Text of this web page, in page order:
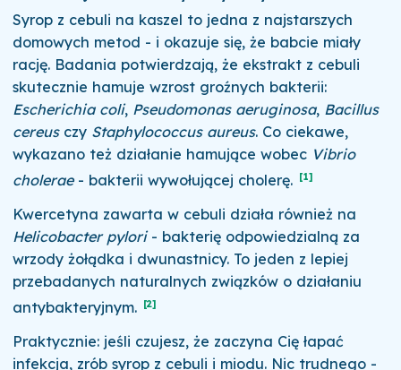
Syrop z cebuli na kaszel to jedna z najstarszych
domowych metod - i okazuje się, że babcie miały
rację. Badania potwierdzają, że ekstrakt z cebuli
skutecznie hamuje wzrost groźnych bakterii:
Escherichia coli, Pseudomonas aeruginosa, Bacillus
cereusczy Staphylococcus aureus. Co ciekawe,
wykazano też działanie hamujące wobec Vibrio
cholerae- bakterii wywołującej cholerę. [1]
Kwercetyna zawarta w cebuli działa również na
Helicobacter pylori- bakterię odpowiedzialną za
wrzody żołądka i dwunastnicy. To jeden z lepiej
przebadanych naturalnych związków o działaniu
antybakteryjnym. [2]
Praktycznie: jeśli czujesz, że zaczyna Cię łapać
infekcja, zrób syrop z cebuli i miodu. Nic trudnego -